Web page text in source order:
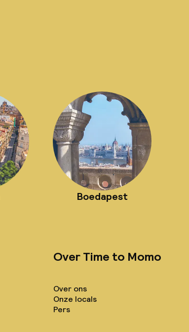
Boedapest
Over Time to Momo
Over ons
Onze locals
Pers